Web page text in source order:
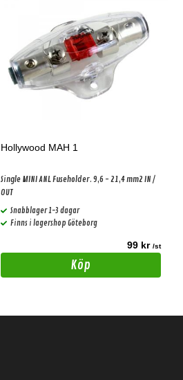
Hollywood MAH 1
Single MINI ANL Fuseholder. 9,6 - 21,4 mm2 IN /
OUT
Snabblager 1-3 dagar
Finns i lagershop Göteborg
99 kr /st
Köp